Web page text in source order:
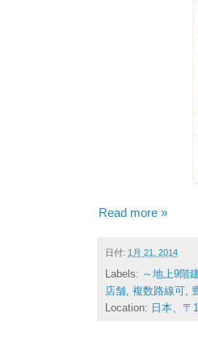
Read more »
日付: 1月 21, 2014
Labels: ～地上9階
店舗 複数路線可
Location: 日本、〒